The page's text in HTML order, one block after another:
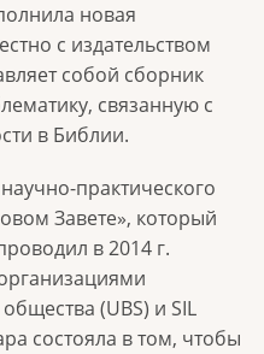
новая
с издательством
собой сборник
связанную с
в Библии.
практического
Завете», который
в 2014 г.
(UBS) и SIL
состояла в том, чтобы